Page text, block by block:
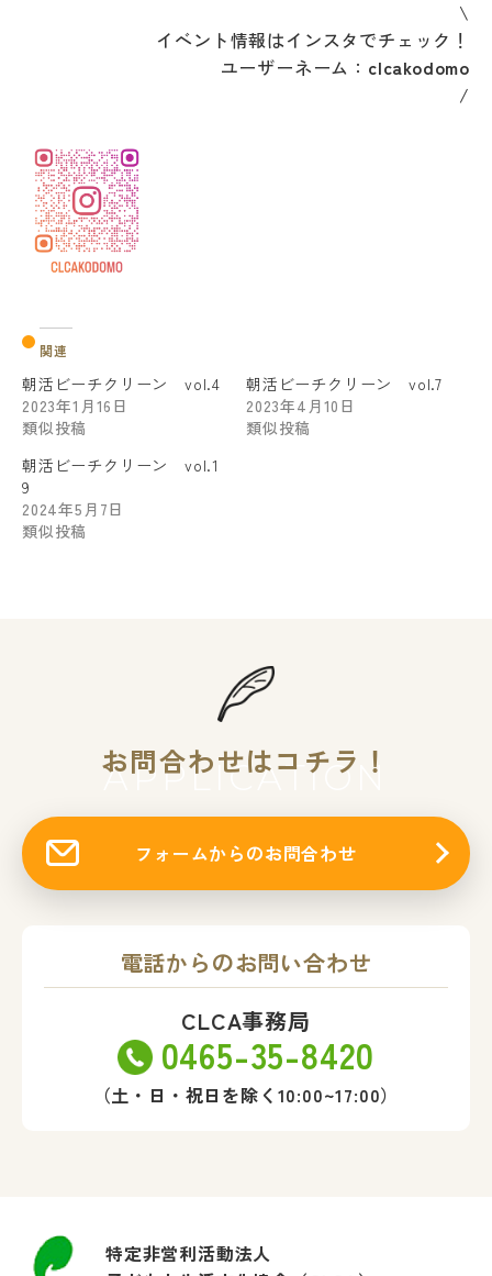
\
イベント情報はインスタでチェック！
ユーザーネーム： clcakodomo
/
関連
朝活ビーチクリーン vol.4
2023年1月16日
類似投稿
朝活ビーチクリーン vol.7
2023年4月10日
類似投稿
朝活ビーチクリーン vol.1
9
2024年5月7日
類似投稿
お問合わせはコチラ！
APPLICATION
フォームからのお問合わせ
電話からのお問い合わせ
CLCA事務局
0465-35-8420
（土・日・祝日を除く10:00~17:00）
特定非営利活動法人